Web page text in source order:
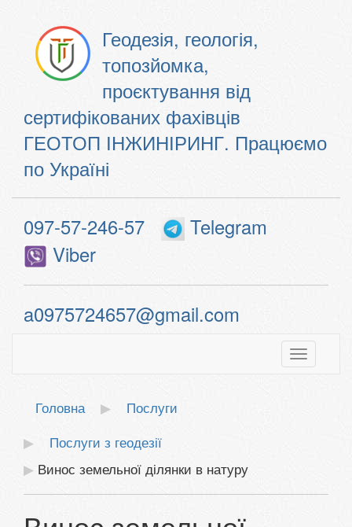
Геодезія, геологія,
топозйомка,
проєктування від
сертифікованих фахівців
ГЕОТОП ІНЖИНІРИНГ. Працюємо
по Україні
097-57-246-57
Telegram
Viber
a0975724657@gmail.com
Toggle
Головна
Послуги
Послуги з геодезії
Винос земельної ділянки в натуру